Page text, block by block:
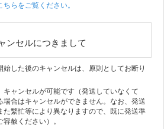
らをご覧ください。
ンセルにつきまして
始した後のキャンセルは、原則としてお断り
キャンセルが可能です（発送していなくて
場合はキャンセルができません。なお、発送
た繁忙等により異なりますので、既に発送準
赦ください）。